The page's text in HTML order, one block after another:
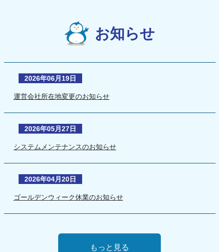
お知らせ
2026年06月19日
運営会社所在地変更のお知らせ
2026年05月27日
システムメンテナンスのお知らせ
2026年04月20日
ゴールデンウィーク休業のお知らせ
もっと見る